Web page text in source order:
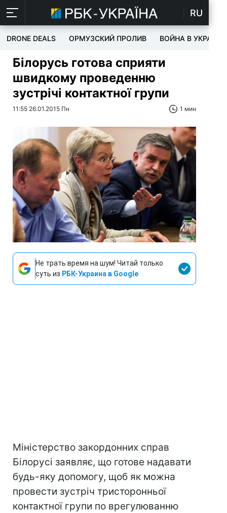
RU
DRONE DEALS ОРМУЗСКИЙ ПРОЛИВ ВОЙНА В УКРАИНЕ
Білорусь готова сприяти
швидкому проведенню
зустрічі контактної групи
11:55 26.01.2015 Пн 1 мин
Не трать время на шум! Читай только
суть из РБК-Украина в Google
Міністерство закордонних справ
Білорусі заявляє, що готове надавати
будь-яку допомогу, щоб як можна
провести зустріч тристоронньої
контактної групи по врегулюванню